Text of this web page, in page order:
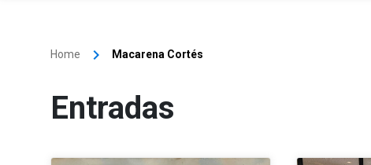
Home keyboard_arrow_right Macarena Cortés
Entradas